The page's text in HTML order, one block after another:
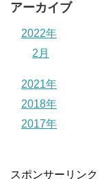
アーカイブ
2022年
2月
2021年
2018年
2017年
スポンサーリンク